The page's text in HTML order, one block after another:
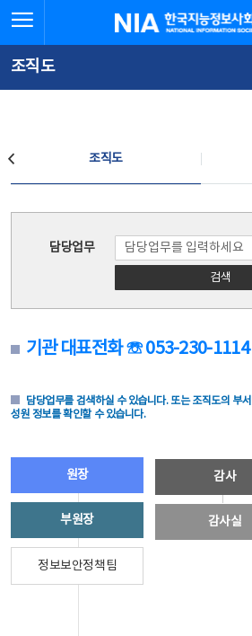
문
로
가
체
뉴
바
가
한국지능정보사회진흥원
조직도
조직도
담당업무
검색
기관 대표전화 ☏ 053-230-1114
담당업무를 검색하실 수 있습니다. 또는 조직도의 부
성원 정보를 확인할 수 있습니다.
원장
부원장
정보보안정책팀
감사
감사실